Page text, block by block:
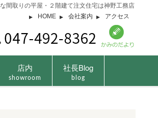
間取りの平屋・２階建て注文住宅は神野工務店
HOME
会社案内 アクセス
店内
showroom
社長Blog
blog